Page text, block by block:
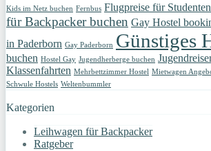
Kids im Netz buchen Fernbus Flugpreise für
für Backpacker buchen Gay Hostel
in Paderborn Gay Paderborn Günstiges
buchen Hostel Gay Jugendherberge buchen
Klassenfahrten Mehrbettzimmer Hostel Mietwagen
Schwule Hostels Weltenbummler
Kategorien
Leihwagen für Backpacker
Ratgeber